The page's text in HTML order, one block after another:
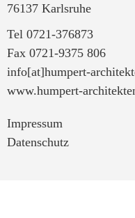
76137 Karlsruhe
Tel 0721-376873
Fax 0721-9375 806
info[at]humpert-
www.humpert-
Impressum
Datenschutz